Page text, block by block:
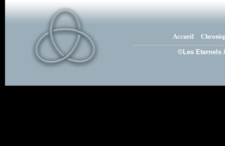
Accueil
©Les Eternels